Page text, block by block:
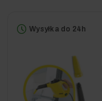
Wysyłka do 24h